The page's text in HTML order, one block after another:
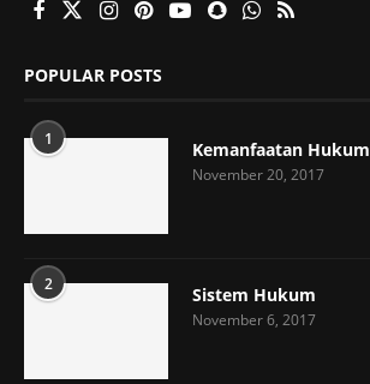
POPULAR POSTS
1 Kemanfaatan Hukum
November 20, 2017
2 Sistem Hukum
November 6, 2017